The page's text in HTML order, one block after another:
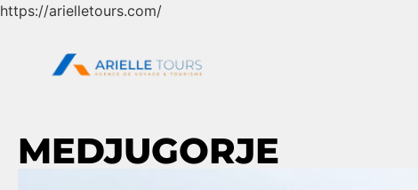
https://arielletours.com/
MEDJUGORJE